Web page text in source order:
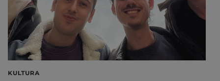
KULTURA